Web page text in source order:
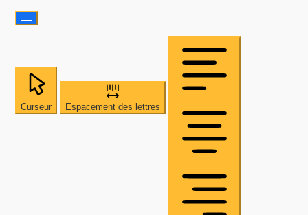
Curseur Espacement des lettres